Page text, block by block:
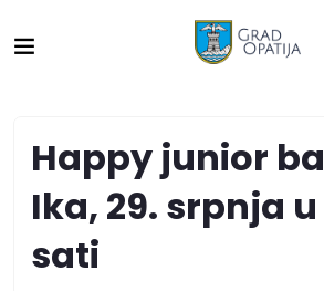
Happy junior
Ika, 29. srpnja u
sati